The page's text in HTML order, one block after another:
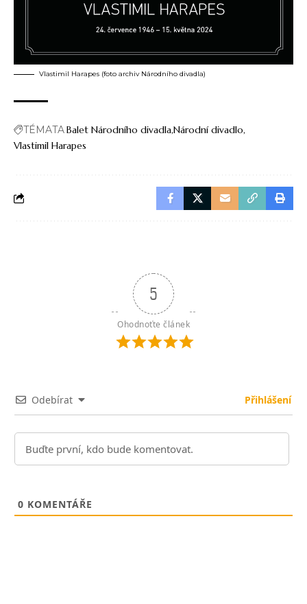
Vlastimil Harapes (foto archiv Národního divadla)
TÉMATABalet Národního divadlaNárodní divadlo
Vlastimil Harapes
5
Ohodnoťte článek
Odebírat Přihlášení
0 KOMENTÁŘE